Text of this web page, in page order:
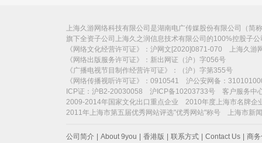
上海久游网络科技有限公司是湖南电广传媒股份有限公司（简
旗下全资子公司上海久之润信息技术有限公司的100%控股子
《网络文化经营许可证》：沪网文[2020]0871-070 上海久游
《网络出版服务许可证》：新出网证（沪）字056号
《广播电视节目制作经营许可证》：（沪）字第355号
《网络传播视听许可证》：0910541 沪公安网备：
ICP证：沪B2-20030058 沪ICP备10203733号 客户服务中
2009-2014年国家文化出口重点企业 2010年度上海市名牌企
2011年上海市第五届优秀网站评选"优秀网站"称号 上海市新
公司简介 About 9you 香港版 联系方式 Contact Us 商